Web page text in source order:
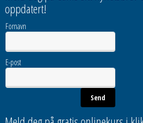
oppdatert!
Fornavn
E-post